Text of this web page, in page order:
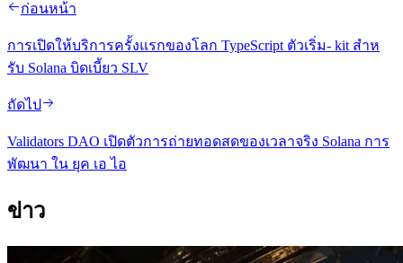
ก่อนหน้า
การเปิดให้บริการครั้งแรกของโลก TypeScript ตัวเริ่ม- kit สําห
รับ Solana บิดเบี้ยว SLV
ถัดไป
Validators DAO เปิดตัวการถ่ายทอดสดของเวลาจริง Solana การ
พัฒนา ใน ยุค เอ ไอ
ข่าว